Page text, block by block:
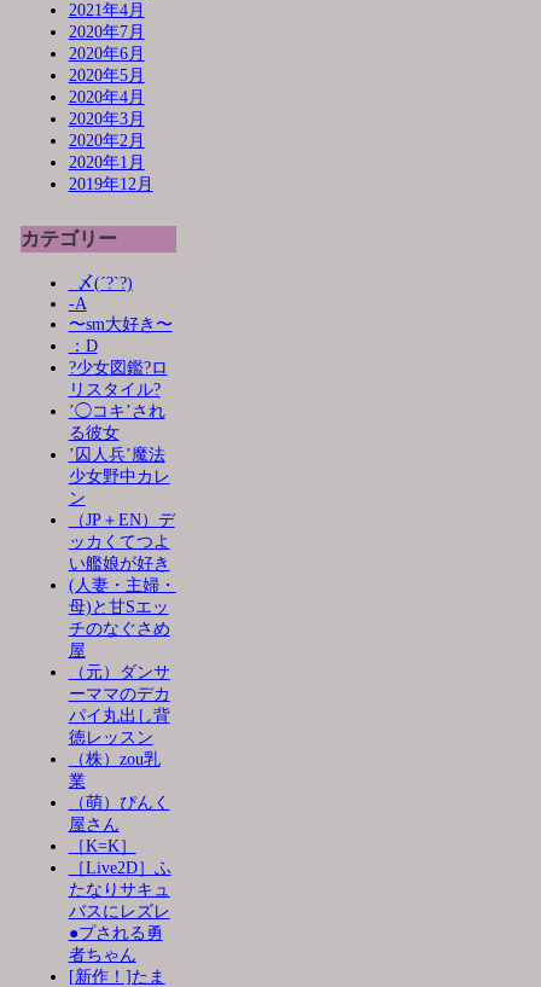
2021年4月
2020年7月
2020年6月
2020年5月
2020年4月
2020年3月
2020年2月
2020年1月
2019年12月
カテゴリー
_〆(´?`?)
-A
〜sm大好き〜
：D
?少女図鑑?ロ
リスタイル?
’◯コキ’され
る彼女
’囚人兵’魔法
少女野中カレ
ン
（JP＋EN）デ
ッカくてつよ
い艦娘が好き
(人妻・主婦・
母)と甘Sエッ
チのなぐさめ
屋
（元）ダンサ
ーママのデカ
パイ丸出し背
徳レッスン
（株）zou乳
業
（萌）ぴんく
屋さん
［K=K］
［Live2D］ふ
たなりサキュ
バスにレズレ
●プされる勇
者ちゃん
[新作！]たま